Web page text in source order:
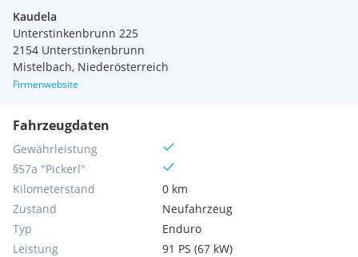
Kaudela
Unterstinkenbrunn 225
2154 Unterstinkenbrunn
Mistelbach, Niederösterreich
Firmenwebsite
Fahrzeugdaten
Gewährleistung
§57a "Pickerl"
Kilometerstand
0 km
Zustand
Neufahrzeug
Typ
Enduro
Leistung
91 PS (67 kW)